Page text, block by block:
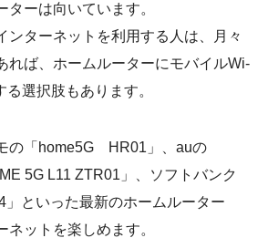
ターは向いています。
ンターネットを利用する人は、月々
れば、ホームルーターにモバイルWi-
選択肢もあります。
の「home5G HR01」、auの
5G L11 ZTR01」、ソフトバンク
」といった最新のホームルーター
ネットを楽しめます。